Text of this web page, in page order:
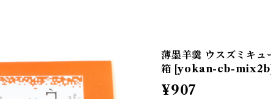
薄墨羊羹 ウスズミキュ
箱 [yokan-cb-mix2b]
¥907